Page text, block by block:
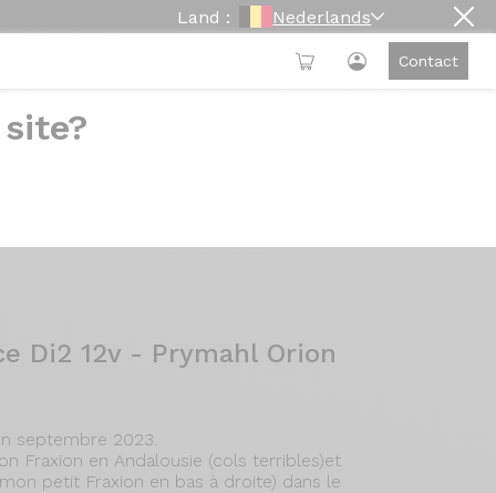
Land : Nederlands
Contact
: FraXion GTR
rechtstreeks te contacteren.
Di2 12v - Prymahl Orion
septembre 2023.
Fraxion en Andalousie (cols terribles)et
petit Fraxion en bas à droite) dans le